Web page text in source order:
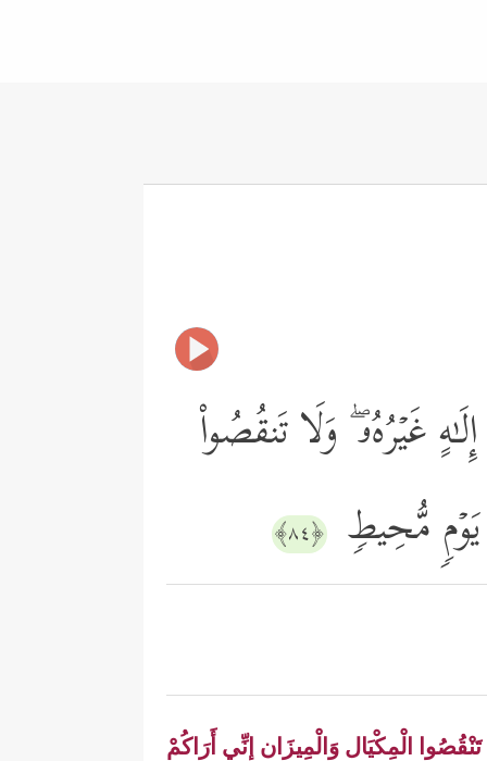
غَیۡرُهُۥ ۖ وَلَا تَنقُصُواْ
مُّحِیطࣲ ﴿٨٤﴾
الْمِكْيَال وَالْمِيزَان إنِّي أَرَاكُمْ